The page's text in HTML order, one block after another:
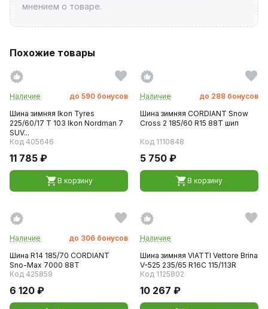
мнением о товаре.
Похожие товары
Наличие до 590 бонусов
Шина зимняя Ikon Tyres
225/60/17 T 103 Ikon Nordman 7
SUV...
Код 405646
11 785 ₽
В корзину
Наличие до 288 бонусов
Шина зимняя CORDIANT Snow
Cross 2 185/60 R15 88T шип
Код 1110848
5 750 ₽
В корзину
Наличие до 306 бонусов
Шина R14 185/70 CORDIANT
Sno-Max 7000 88T
Код 425859
6 120 ₽
Наличие
Шина зимняя VIATTI Vettore Brina
V-525 235/65 R16C 115/113R
Код 1125802
10 267 ₽